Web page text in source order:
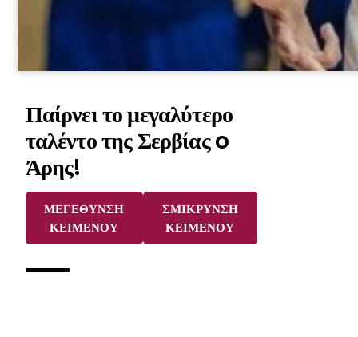
Παίρνει το μεγαλύτερο
ταλέντο της Σερβίας o
Άρης!
ΜΕΓΕΘΥΝΣΗ
ΚΕΙΜΕΝΟΥ
ΣΜΙΚΡΥΝΣΗ
ΚΕΙΜΕΝΟΥ